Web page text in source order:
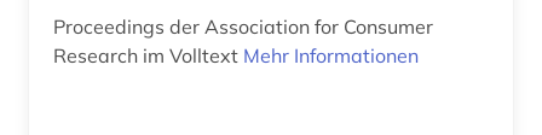
data science (1)
Proceedings der Association for Consumer
Research im Volltext Mehr Informationen